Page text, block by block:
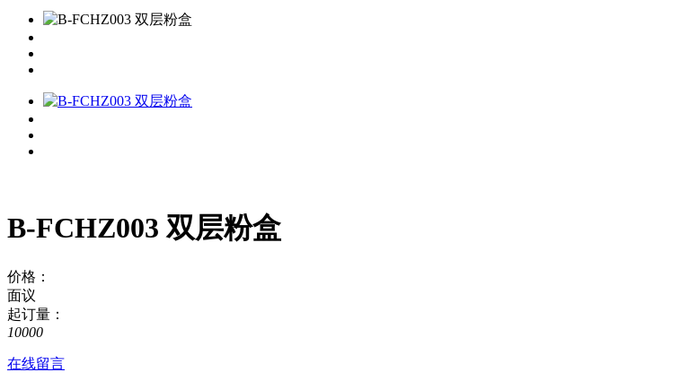
B-FCHZ003 双层粉盒
价格：
面议
起订量：
10000
在线留言